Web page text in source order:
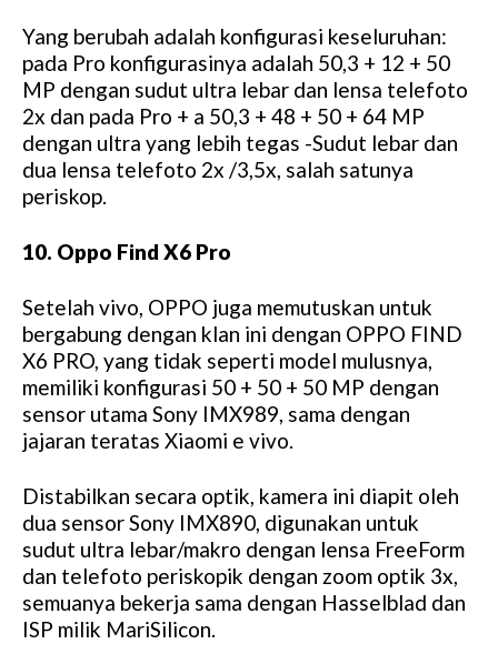
Yang berubah adalah konfigurasi keseluruhan:
pada Pro konfigurasinya adalah 50,3 + 12 + 50
MP dengan sudut ultra lebar dan lensa telefoto
2x dan pada Pro + a 50,3 + 48 + 50 + 64 MP
dengan ultra yang lebih tegas -Sudut lebar dan
dua lensa telefoto 2x /3,5x, salah satunya
periskop.
10. Oppo Find X6 Pro
Setelah vivo, OPPO juga memutuskan untuk
bergabung dengan klan ini dengan OPPO FIND
X6 PRO, yang tidak seperti model mulusnya,
memiliki konfigurasi 50 + 50 + 50 MP dengan
sensor utama Sony IMX989, sama dengan
jajaran teratas Xiaomi e vivo.
Distabilkan secara optik, kamera ini diapit oleh
dua sensor Sony IMX890, digunakan untuk
sudut ultra lebar/makro dengan lensa FreeForm
dan telefoto periskopik dengan zoom optik 3x,
semuanya bekerja sama dengan Hasselblad dan
ISP milik MariSilicon.